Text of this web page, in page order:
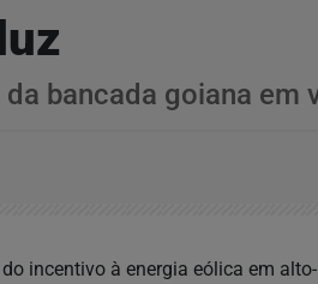
bancada goiana em
incentivo à energia eólica em